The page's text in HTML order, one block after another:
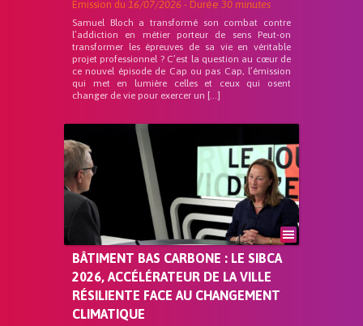
Emission du 16/07/2026 - Durée 30 minutes
Samuel Bloch a transformé son combat contre
l’addiction en métier porteur de sens Peut-on
transformer les épreuves de sa vie en véritable
projet professionnel ? C’est la question au cœur de
ce nouvel épisode de Cap ou pas Cap, l’émission
qui met en lumière celles et ceux qui osent
changer de vie pour exercer un […]
BÂTIMENT BAS CARBONE : LE SIBCA
2026, ACCÉLÉRATEUR DE LA VILLE
RÉSILIENTE FACE AU CHANGEMENT
CLIMATIQUE